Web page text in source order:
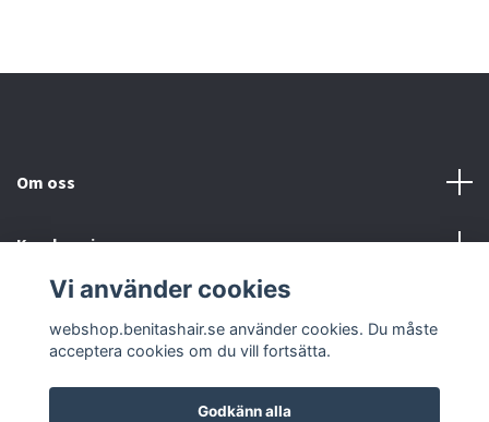
Om oss
Kundservice
Sociala medier
Vi använder cookies
webshop.benitashair.se använder cookies. Du måste
acceptera cookies om du vill fortsätta.
Godkänn alla